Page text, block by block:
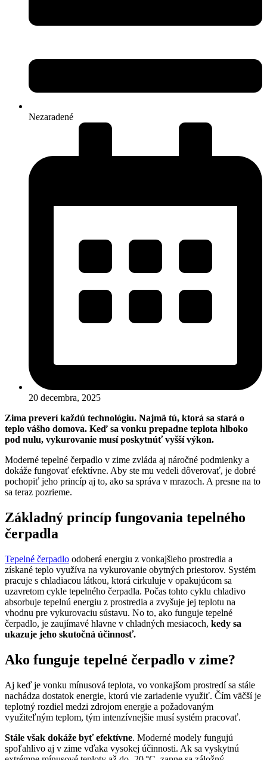
Nezaradené
20 decembra, 2025
Zima preverí každú technológiu. Najmä tú, ktorá sa stará o
teplo vášho domova. Keď sa vonku prepadne teplota hlboko
pod nulu, vykurovanie musí poskytnúť vyšší výkon.
Moderné tepelné čerpadlo v zime zvláda aj náročné podmienky a
dokáže fungovať efektívne. Aby ste mu vedeli dôverovať, je dobré
pochopiť jeho princíp aj to, ako sa správa v mrazoch. A presne na to
sa teraz pozrieme.
Základný princíp fungovania tepelného
čerpadla
Tepelné čerpadlo odoberá energiu z vonkajšieho prostredia a
získané teplo využíva na vykurovanie obytných priestorov. Systém
pracuje s chladiacou látkou, ktorá cirkuluje v opakujúcom sa
uzavretom cykle tepelného čerpadla. Počas tohto cyklu chladivo
absorbuje tepelnú energiu z prostredia a zvyšuje jej teplotu na
vhodnu pre vykurovaciu sústavu. No to, ako funguje tepelné
čerpadlo, je zaujímavé hlavne v chladných mesiacoch, kedy sa
ukazuje jeho skutočná účinnosť.
Ako funguje tepelné čerpadlo v zime?
Aj keď je vonku mínusová teplota, vo vonkajšom prostredí sa stále
nachádza dostatok energie, ktorú vie zariadenie využiť. Čím väčší je
teplotný rozdiel medzi zdrojom energie a požadovaným
využiteľným teplom, tým intenzívnejšie musí systém pracovať.
Stále však dokáže byť efektívne. Moderné modely fungujú
spoľahlivo aj v zime vďaka vysokej účinnosti. Ak sa vyskytnú